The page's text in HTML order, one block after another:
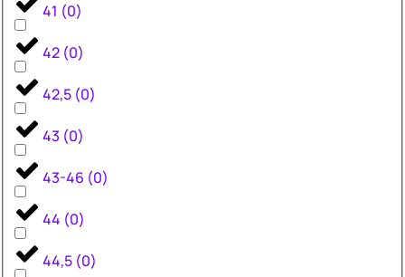
41 (0)
42 (0)
42,5 (0)
43 (0)
43-46 (0)
44 (0)
44,5 (0)